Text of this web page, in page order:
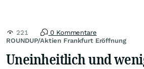
ROUNDUP/Aktien Frankfurt Eröffnung
221 0 Kommentare
Uneinheitlich und